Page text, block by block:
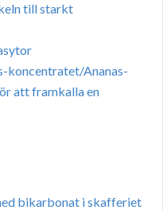
till starkt
koncentratet/Ananas-
att framkalla en
bikarbonat i skafferiet